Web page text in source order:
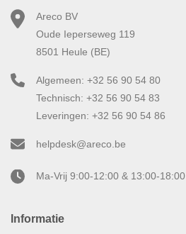
Informatie
Areco BV
Oude Ieperseweg 119
8501 Heule (BE)
Algemeen: +32 56 90 54 80
Technisch: +32 56 90 54 83
Leveringen: +32 56 90 54 86
helpdesk@areco.be
Ma-Vrij 9:00-12:00 & 13:00-18:00